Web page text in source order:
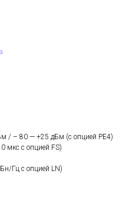
/ – 80 — +25 дБм (с опцией PE4)
мкс с опцией FS)
Гц с опцией LN)